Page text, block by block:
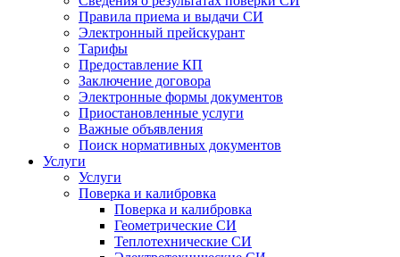
Правила приема и выдачи СИ
Электронный прейскурант
Тарифы
Предоставление КП
Заключение договора
Электронные формы документов
Приостановленные услуги
Важные объявления
Поиск нормативных документов
Услуги
Услуги
Поверка и калибровка
Поверка и калибровка
Геометрические СИ
Теплотехнические СИ